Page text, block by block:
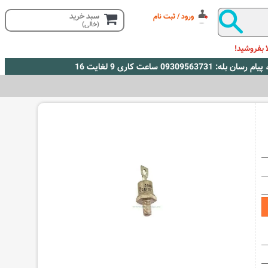
ورود / ثبت نام سبد خرید
(خالی)
بفروشید!